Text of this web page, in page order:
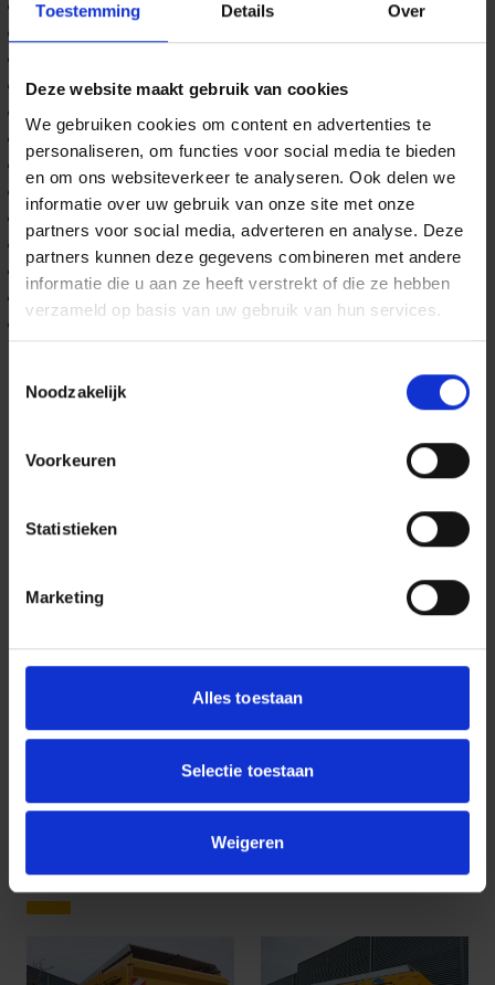
Toestemming Details Over
Deze website maakt gebruik van cookies
We gebruiken cookies om content en advertenties te
personaliseren, om functies voor social media te bieden
en om ons websiteverkeer te analyseren. Ook delen we
informatie over uw gebruik van onze site met onze
partners voor social media, adverteren en analyse. Deze
partners kunnen deze gegevens combineren met andere
informatie die u aan ze heeft verstrekt of die ze hebben
verzameld op basis van uw gebruik van hun services.
Noodzakelijk
Voorkeuren
Statistieken
Marketing
Alles toestaan
Selectie toestaan
Weigeren
Stuurkogel K50
Gespoten in bedrijfskleur (max. 2 kleuren
Trap op aluminium afdekluiken
Rocky 18-XL aluminium dakluiken type MK2
Beveiliging op aluminium afdekluiken
Commando stuurstang met snelsluiting
Schepsteun aan onderzijde bak
Hydraulisch opklapbare bumper
Specificaties